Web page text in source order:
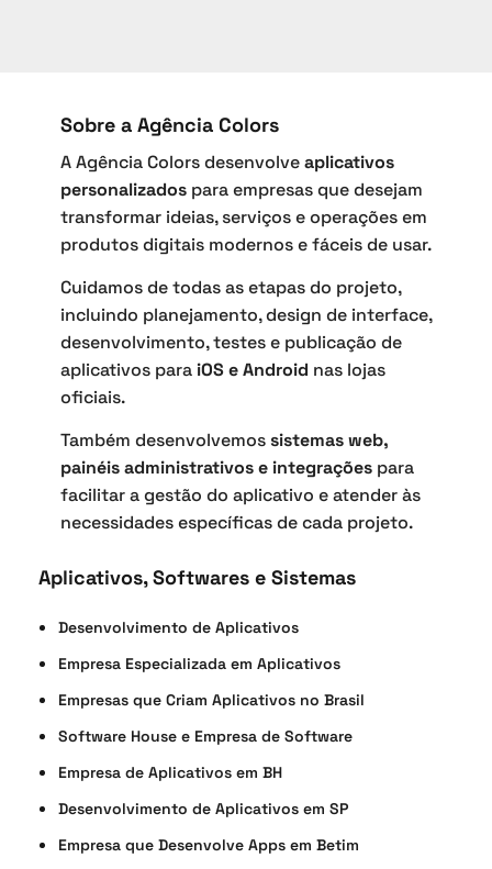
Sobre a Agência Colors
A Agência Colors desenvolveaplicativos
personalizados para empresas que desejam
transformar ideias, serviços e operações em
produtos digitais modernos e fáceis de usar.
Cuidamos de todas as etapas do projeto,
incluindo planejamento, design de interface,
desenvolvimento, testes e publicação de
aplicativos para iOS e Android nas lojas
oficiais.
Também desenvolvemossistemas web,
painéis administrativos e integrações para
facilitar a gestão do aplicativo e atender às
necessidades específicas de cada projeto.
Aplicativos, Softwares e Sistemas
Desenvolvimento de Aplicativos
Empresa Especializada em Aplicativos
Empresas que Criam Aplicativos no Brasil
Software House e Empresa de Software
Empresa de Aplicativos em BH
Desenvolvimento de Aplicativos em SP
Empresa que Desenvolve Apps em Betim